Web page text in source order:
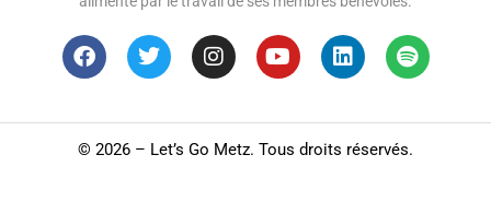
© 2026 – Let’s Go Metz. Tous droits réservés.